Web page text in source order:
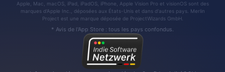
Apple, Mac, macOS, iPad, iPadOS, iPhone, Apple Vision Pro et visionOS sont des
marques d'Apple Inc., déposées aux États-Unis et dans d'autres pays. Merlin
Project est une marque déposée de ProjectWizards GmbH.
* Avis de l'App Store : tous les pays confondus.